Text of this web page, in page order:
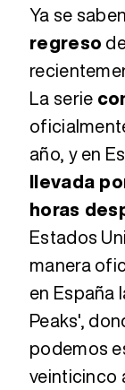
Ya se
regreso
La serie
año, y en
llevada
horas
Estados
manera
en España
Peaks',
podemos
veinticinco